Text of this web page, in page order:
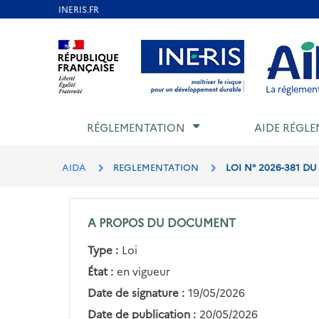
Aller au contenu Aller au menu Aller au
La
RÉGLEMENTATION AIDE
AIDA REGLEMENTATION LOI N° 2026-381
A PROPOS DU DOCUMENT
Type : Loi
État : en vigueur
Date de signature : 19/05/2026
Date de publication : 20/05/2026